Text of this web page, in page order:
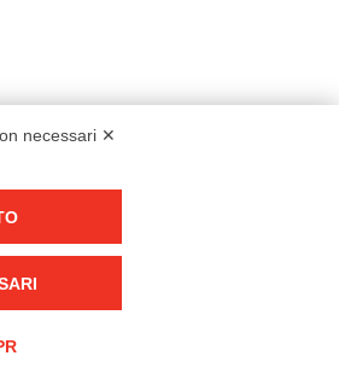
necessari ✕